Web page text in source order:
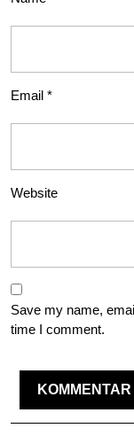
Email *
Website
Save my name,
time I comment.